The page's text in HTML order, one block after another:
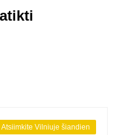
Atsiimkite Vilniuje šiandien